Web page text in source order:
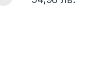
on the product page